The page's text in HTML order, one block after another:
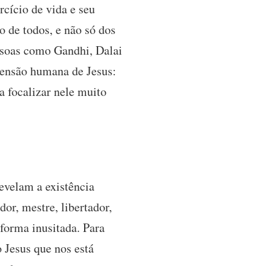
de vida e seu
todos, e não só dos
como Gandhi, Dalai
humana de Jesus:
focalizar nele muito
a existência
mestre, libertador,
inusitada. Para
que nos está